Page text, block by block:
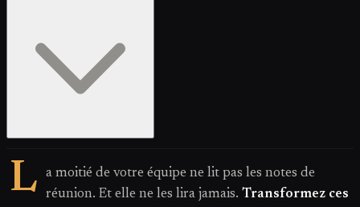
L
a moitié de votre équipe ne lit pas les notes de
réunion. Et elle ne les lira jamais. Transformez ces